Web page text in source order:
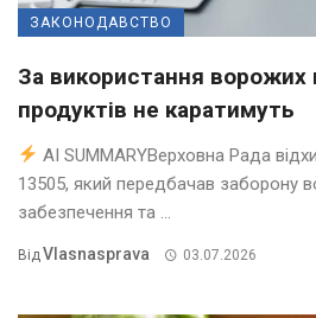
ЗАКОНОДАВСТВО
За використання ворожих
продуктів не каратимуть
AI SUMMARYВерховна Рада
13505, який передбачав заборону
забезпечення та ...
Від Vlasnasprava 03.07.2026